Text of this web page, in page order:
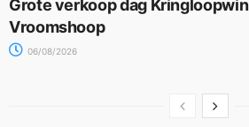
Grote verkoop dag
Vroomshoop
06/08/2026